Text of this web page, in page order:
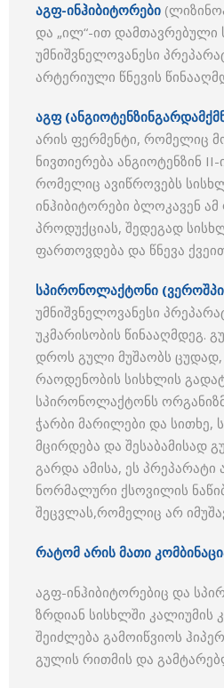
აგფ-ინჰიბიტორები
და „ილ“-ით დამთავრებული
უმნიშვნელოვანესი
არტერიული წნევის
აგფ
არის ფერმენტი, რომელიც
ნივთიერება ანგიოტენზინ
რომელიც ავიწროვებს
ინჰიბიტორები ბლოკავენ ამ
პროდუქციას, შედეგად
ფართოვდება და წნევა
სპირონოლაქტონი
უმნიშვნელოვანესი
უკმარისობის წინააღმდეგ.
დროს გული მუშაობს ცუდად,
რაოდენობის სისხლის
სპირონოლაქტონს
ჭარბი მარილები და სითხე,
მცირდება და შესაბამისად
გარდა ამისა, ეს პრეპარატი
ნორმალური ქსოვილის
შეცვლას,რომელიც არ
რატომ არის მათი
აგფ-ინჰიბიტორებიც და
ზრდიან სისხლში კალიუმის
შეიძლება გამოიწვიოს
გულის რითმის და